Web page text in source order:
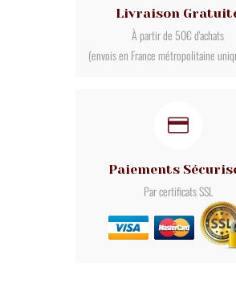
Livraison
À partir de 50€ d'achats
(envois en France métropolitaine
Paiements
Par certificats SSL